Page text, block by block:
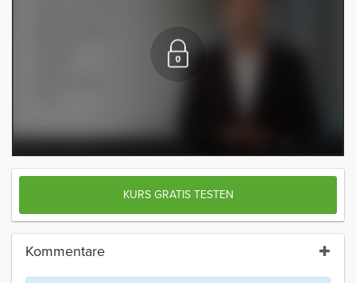
KURS GRATIS TESTEN
Kommentare